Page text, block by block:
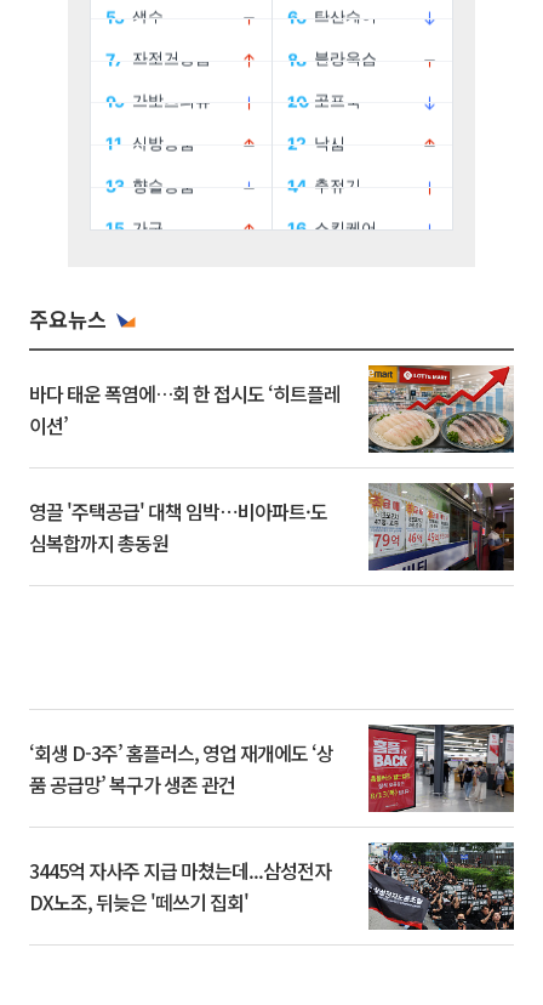
주요뉴스
바다 태운 폭염에…회 한 접시도 ‘히트플레
이션’
영끌 '주택공급' 대책 임박⋯비아파트·도
심복합까지 총동원
‘회생 D-3주’ 홈플러스, 영업 재개에도 ‘상
품 공급망’ 복구가 생존 관건
3445억 자사주 지급 마쳤는데...삼성전자
DX노조, 뒤늦은 '떼쓰기 집회'